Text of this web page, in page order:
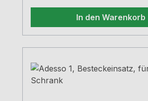
In den Warenkorb